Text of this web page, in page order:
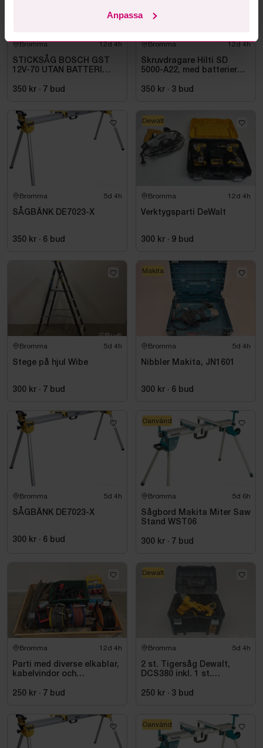
Anpassa
Bromma 12d 4h
STICKSÅG BOSCH GST
12V-70 UTAN BATTERI
350 kr · 7 bud
Bromma 12d 4h
Skruvdragare Hilti SD
5000-A22, med batterier
350 kr · 3 bud
Bromma 5d 4h
SÅGBÄNK DE7023-X
350 kr · 6 bud
Bromma 12d 4h
Verktygsparti DeWalt
300 kr · 9 bud
Dewalt
Bromma 5d 4h
Stege på hjul Wibe
300 kr · 7 bud
Bromma 5d 4h
Nibbler Makita, JN1601
300 kr · 6 bud
Makita
Bromma 5d 4h
SÅGBÄNK DE7023-X
300 kr · 6 bud
Bromma 5d 6h
Sågbord Makita Miter Saw
Stand WST06
300 kr · 7 bud
Oanvänd
Bromma 12d 4h
Parti med diverse elkablar,
kabelvindor och
250 kr · 7 bud
Bromma 5d 4h
2 st. Tigersåg Dewalt,
DCS380 inkl. 1 st.
250 kr · 3 bud
Dewalt
Oanvänd